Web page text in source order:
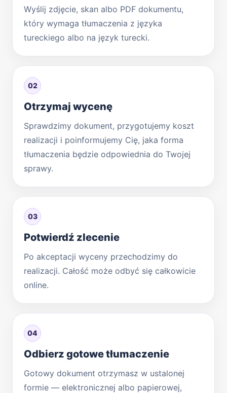
Wyślij zdjęcie, skan albo PDF dokumentu,
który wymaga tłumaczenia z języka
tureckiego albo na język turecki.
02
Otrzymaj wycenę
Sprawdzimy dokument, przygotujemy koszt
realizacji i poinformujemy Cię, jaka forma
tłumaczenia będzie odpowiednia do Twojej
sprawy.
03
Potwierdź zlecenie
Po akceptacji wyceny przechodzimy do
realizacji. Całość może odbyć się całkowicie
online.
04
Odbierz gotowe tłumaczenie
Gotowy dokument otrzymasz w ustalonej
formie — elektronicznej albo papierowej,